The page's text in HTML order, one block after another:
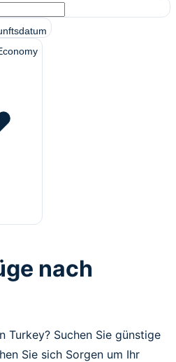
nach
Turkey? Suchen Sie günstige
Sie sich Sorgen um Ihr